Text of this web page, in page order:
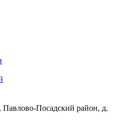
Павлово-Посадский район, д.